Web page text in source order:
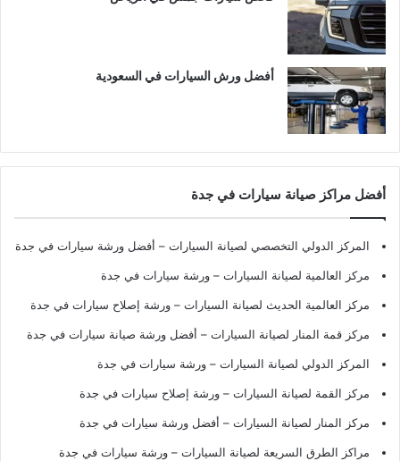
أفضل ورش السيارات في السعودية
أفضل مراكز صيانة سيارات في جدة
المركز الدولي التخصصي لصيانة السيارات – أفضل ورشة سيارات في جدة
مركز العالمية لصيانة السيارات – ورشة سيارات في جدة
مركز العالمية الحديث لصيانة السيارات – ورشة إصلاح سيارات في جدة
مركز قمة المنار لصيانة السيارات – أفضل ورشة صيانة سيارات في جدة
المركز الدولي لصيانة السيارات – ورشة سيارات في جدة
مركز القمة لصيانة السيارات – ورشة إصلاح سيارات في جدة
مركز المنار لصيانة السيارات – أفضل ورشة سيارات في جدة
مراكز الطرق السريعة لصيانة السيارات – ورشة سيارات في جدة